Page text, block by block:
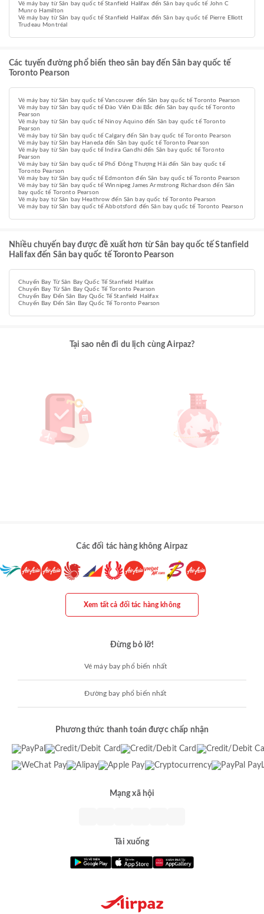
Vé máy bay từ Sân bay quốc tế Stanfield Halifax đến Sân bay quốc tế John C
Munro Hamilton
Vé máy bay từ Sân bay quốc tế Stanfield Halifax đến Sân bay quốc tế Pierre Elliott
Trudeau Montréal
Các tuyến đường phổ biến theo sân bay đến Sân bay quốc tế
Toronto Pearson
Vé máy bay từ Sân bay quốc tế Vancouver đến Sân bay quốc tế Toronto Pearson
Vé máy bay từ Sân bay quốc tế Đào Viên Đài Bắc đến Sân bay quốc tế Toronto
Pearson
Vé máy bay từ Sân bay quốc tế Ninoy Aquino đến Sân bay quốc tế Toronto
Pearson
Vé máy bay từ Sân bay quốc tế Calgary đến Sân bay quốc tế Toronto Pearson
Vé máy bay từ Sân bay Haneda đến Sân bay quốc tế Toronto Pearson
Vé máy bay từ Sân bay quốc tế Indira Gandhi đến Sân bay quốc tế Toronto
Pearson
Vé máy bay từ Sân bay quốc tế Phố Đông Thượng Hải đến Sân bay quốc tế
Toronto Pearson
Vé máy bay từ Sân bay quốc tế Edmonton đến Sân bay quốc tế Toronto Pearson
Vé máy bay từ Sân bay quốc tế Winnipeg James Armstrong Richardson đến Sân
bay quốc tế Toronto Pearson
Vé máy bay từ Sân bay Heathrow đến Sân bay quốc tế Toronto Pearson
Vé máy bay từ Sân bay quốc tế Abbotsford đến Sân bay quốc tế Toronto Pearson
Nhiều chuyến bay được đề xuất hơn từ Sân bay quốc tế Stanfield
Halifax đến Sân bay quốc tế Toronto Pearson
Chuyến Bay Từ Sân Bay Quốc Tế Stanfield Halifax
Chuyến Bay Từ Sân Bay Quốc Tế Toronto Pearson
Chuyến Bay Đến Sân Bay Quốc Tế Stanfield Halifax
Chuyến Bay Đến Sân Bay Quốc Tế Toronto Pearson
Tại sao nên đi du lịch cùng Airpaz?
Các đối tác hàng không Airpaz
Xem tất cả đối tác hàng không
Đừng bỏ lỡ!
Vé máy bay phổ biến nhất
Đường bay phổ biến nhất
Phương thức thanh toán được chấp nhận
Mạng xã hội
Tải xuống